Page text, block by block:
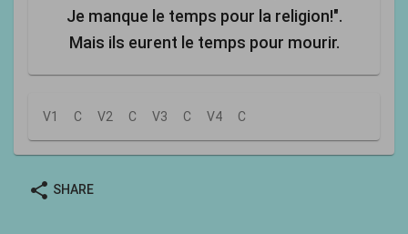
Je manque le temps pour la religion!".
Mais ils eurent le temps pour mourir.
V1 C V2 C V3 C V4 C
share SHARE